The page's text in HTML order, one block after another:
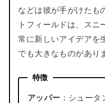
などは彼が手がけたも
トフィールドは、スニ
常に新しいアイデアを
でも大きなものがあり
特徴
アッパー ：シュー